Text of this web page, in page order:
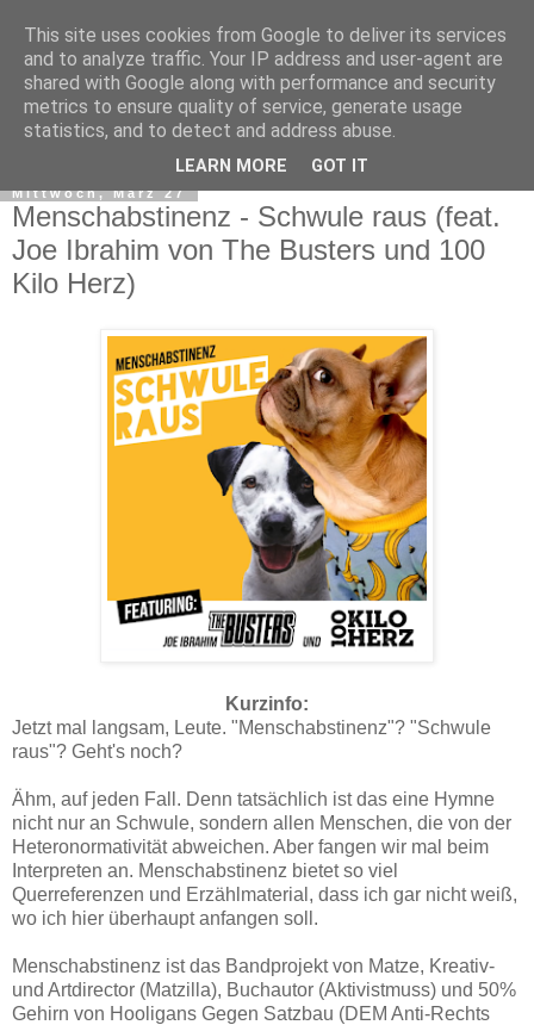
Mittwoch, März 27
Menschabstinenz - Schwule raus (feat.
Joe Ibrahim von The Busters und 100
Kilo Herz)
Kurzinfo:
Jetzt mal langsam, Leute. "Menschabstinenz"? "Schwule
raus"? Geht's noch?
Ähm, auf jeden Fall. Denn tatsächlich ist das eine Hymne
nicht nur an Schwule, sondern allen Menschen, die von der
Heteronormativität abweichen. Aber fangen wir mal beim
Interpreten an. Menschabstinenz bietet so viel
Querreferenzen und Erzählmaterial, dass ich gar nicht weiß,
wo ich hier überhaupt anfangen soll.
Menschabstinenz ist das Bandprojekt von Matze, Kreativ-
und Artdirector (Matzilla), Buchautor (Aktivistmuss) und 50%
Gehirn von Hooligans Gegen Satzbau (DEM Anti-Rechts
This site uses cookies from Google to deliver its services
and to analyze traffic. Your IP address and user-agent are
shared with Google along with performance and security
metrics to ensure quality of service, generate usage
statistics, and to detect and address abuse.
LEARN MORE GOT IT